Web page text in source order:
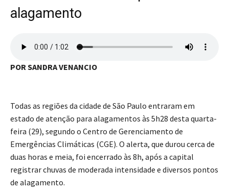
alagamento
POR SANDRA VENANCIO
Todas as regiões da cidade de São Paulo entraram em
estado de atenção para alagamentos às 5h28 desta quarta-
feira (29), segundo o Centro de Gerenciamento de
Emergências Climáticas (CGE). O alerta, que durou cerca de
duas horas e meia, foi encerrado às 8h, após a capital
registrar chuvas de moderada intensidade e diversos pontos
de alagamento.